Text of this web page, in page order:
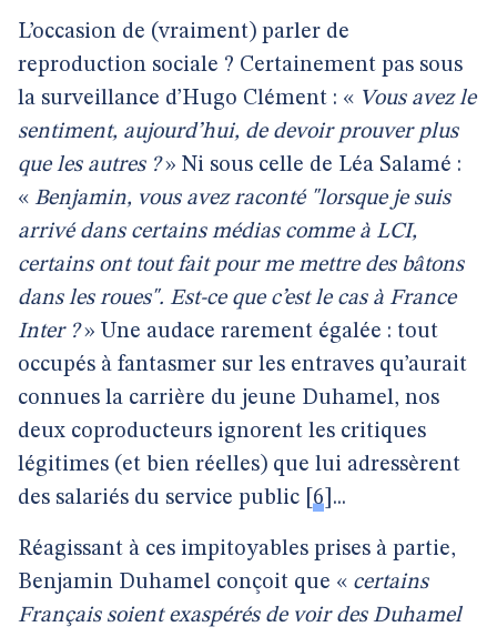
L’occasion de (vraiment) parler de
reproduction sociale ? Certainement pas sous
la surveillance d’Hugo Clément : « Vous avez le
sentiment, aujourd’hui, de devoir prouver plus
que les autres ?» Ni sous celle de Léa Salamé :
« Benjamin, vous avez raconté "lorsque je suis
arrivé dans certains médias comme à LCI,
certains ont tout fait pour me mettre des bâtons
dans les roues". Est-ce que c’est le cas à France
Inter ?» Une audace rarement égalée : tout
occupés à fantasmer sur les entraves qu’aurait
connues la carrière du jeune Duhamel, nos
deux coproducteurs ignorent les critiques
légitimes (et bien réelles) que lui adressèrent
des salariés du service public 6 ...
Réagissant à ces impitoyables prises à partie,
Benjamin Duhamel conçoit que « certains
Français soient exaspérés de voir des Duhamel